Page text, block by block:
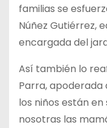
familias se
Núñez Gutiérrez,
encargada del
Así también lo
Parra, apoderada
los niños están
nosotras las